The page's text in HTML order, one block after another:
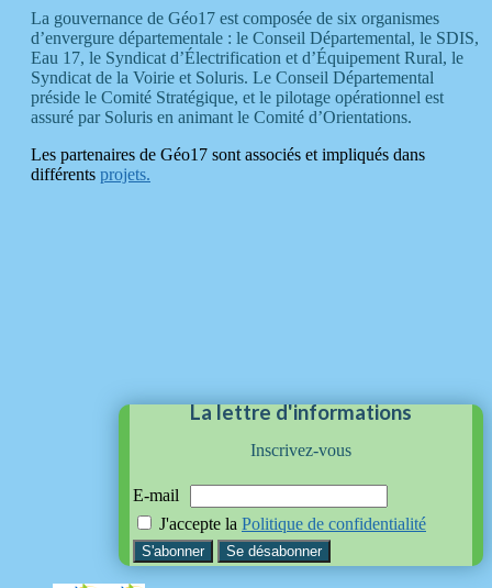
La gouvernance de Géo17 est composée de six organismes
d’envergure départementale : le Conseil Départemental, le SDIS,
Eau 17, le Syndicat d’Électrification et d’Équipement Rural, le
Syndicat de la Voirie et Soluris. Le Conseil Départemental
préside le Comité Stratégique, et le pilotage opérationnel est
assuré par Soluris en animant le Comité d’Orientations.
Les partenaires de Géo17 sont associés et impliqués dans
différents projets.
La lettre d'informations
Inscrivez-vous
E-mail
J'accepte la Politique de confidentialité